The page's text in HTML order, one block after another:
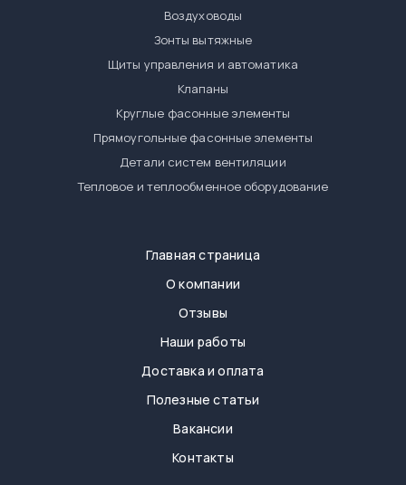
Воздуховоды
Зонты вытяжные
Щиты управления и автоматика
Клапаны
Круглые фасонные элементы
Прямоугольные фасонные элементы
Детали систем вентиляции
Тепловое и теплообменное оборудование
Главная страница
О компании
Отзывы
Наши работы
Доставка и оплата
Полезные статьи
Вакансии
Контакты